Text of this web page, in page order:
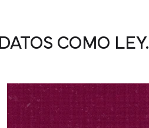
COMO LEY.